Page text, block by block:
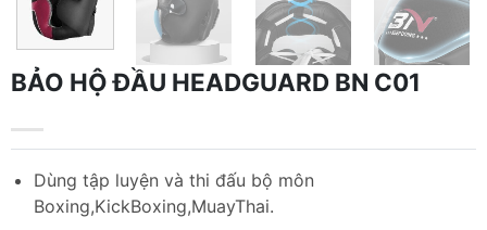
BẢO HỘ ĐẦU HEADGUARD BN C01
Dùng tập luyện và thi đấu bộ môn
Boxing,KickBoxing,MuayThai.